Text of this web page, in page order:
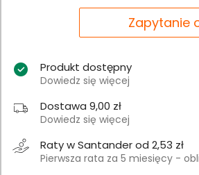
Zapytanie
Produkt dostępny
Dowiedz się więcej
Dostawa 9,00 zł
Dowiedz się więcej
Raty w Santander od 2,53 zł
Pierwsza rata za 5 miesięcy -